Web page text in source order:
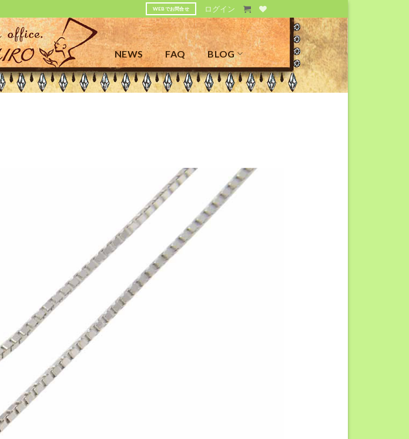
WEBでお問合せ ログイン
NEWS FAQ BLOG